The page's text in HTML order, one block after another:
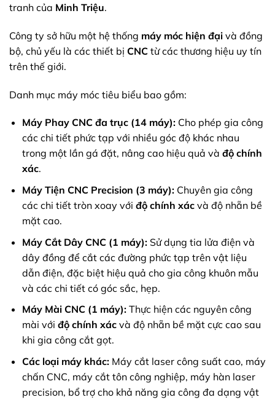
tranh của Minh Triệu.
Công ty sở hữu một hệ thống máy móc hiện đại và đồng
bộ, chủ yếu là các thiết bị CNC từ các thương hiệu uy tín
trên thế giới.
Danh mục máy móc tiêu biểu bao gồm:
Máy Phay CNC đa trục (14 máy):Cho phép gia công
các chi tiết phức tạp với nhiều góc độ khác nhau
trong một lần gá đặt, nâng cao hiệu quả và độ chính
xác.
Máy Tiện CNC Precision (3 máy):Chuyên gia công
các chi tiết tròn xoay với độ chính xácvà độ nhẵn bề
mặt cao.
Máy Cắt Dây CNC (1 máy):Sử dụng tia lửa điện và
dây đồng để cắt các đường phức tạp trên vật liệu
dẫn điện, đặc biệt hiệu quả cho gia công khuôn mẫu
và các chi tiết có góc sắc, hẹp.
Máy Mài CNC (1 máy):Thực hiện các nguyên công
mài với độ chính xácvà độ nhẵn bề mặt cực cao sau
khi gia công cắt gọt.
Các loại máy khác:Máy cắt laser công suất cao, máy
chấn CNC, máy cắt tôn công nghiệp, máy hàn laser
precision, bổ trợ cho khả năng gia công đa dạng vật